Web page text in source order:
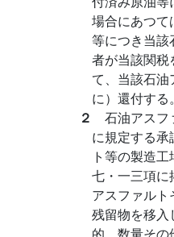
場合にあつて
等につき当該
者が当該関税
て、当該石
に）還付する。
２ 石油アスフ
に規定する
ト等の製造
七・一三項に
アスファル
残留物を移入